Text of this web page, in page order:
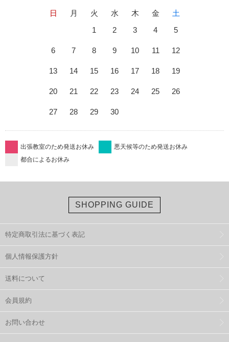
日 月 火 水 木 金
土
1
2 3 4 5
6 7 8 9 10 11 12
13 14 15 16 17 18 19
20 21 22 23 24 25 26
27 28 29 30
出張教室のため発送お休み
悪天候等のため発送お休み
都合によるお休み
SHOPPING GUIDE
特定商取引法に基づく表記
個人情報保護方針
送料について
会員規約
お問い合わせ